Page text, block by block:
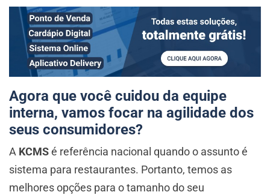
Agora que você cuidou da equipe
interna, vamos focar na agilidade dos
seus consumidores?
A KCMSé referência nacional quando o assunto é
sistema para restaurantes. Portanto, temos as
melhores opções para o tamanho do seu